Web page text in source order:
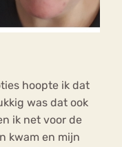
hoopte ik dat
was dat ook
ik net voor de
kwam en mijn